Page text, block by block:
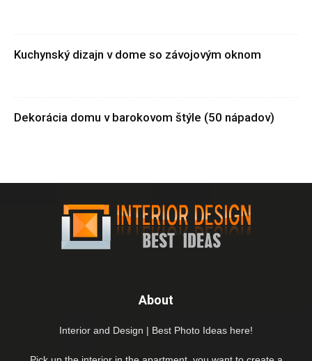
Kuchynský dizajn v dome so závojovým oknom
Dekorácia domu v barokovom štýle (50 nápadov)
About
Interior and Design | Best Photo Ideas here!